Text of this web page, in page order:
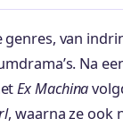
van
Na
Ex Machina
, waarna ze ook